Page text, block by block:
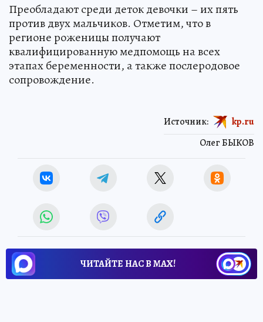
Преобладают среди деток девочки – их пять
против двух мальчиков. Отметим, что в
регионе роженицы получают
квалифицированную медпомощь на всех
этапах беременности, а также послеродовое
сопровождение.
Олег БЫКОВ
Источник: kp.ru
ЧИТАЙТЕ НАС В МАХ!